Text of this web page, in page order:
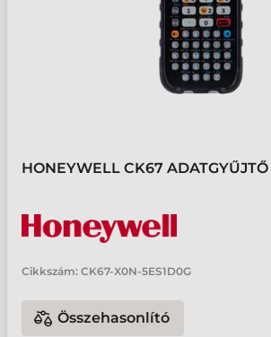
HONEYWELL CK67 ADATGYŰJTŐ
Cikkszám: CK67-X0N-5ES1D0G
Összehasonlító